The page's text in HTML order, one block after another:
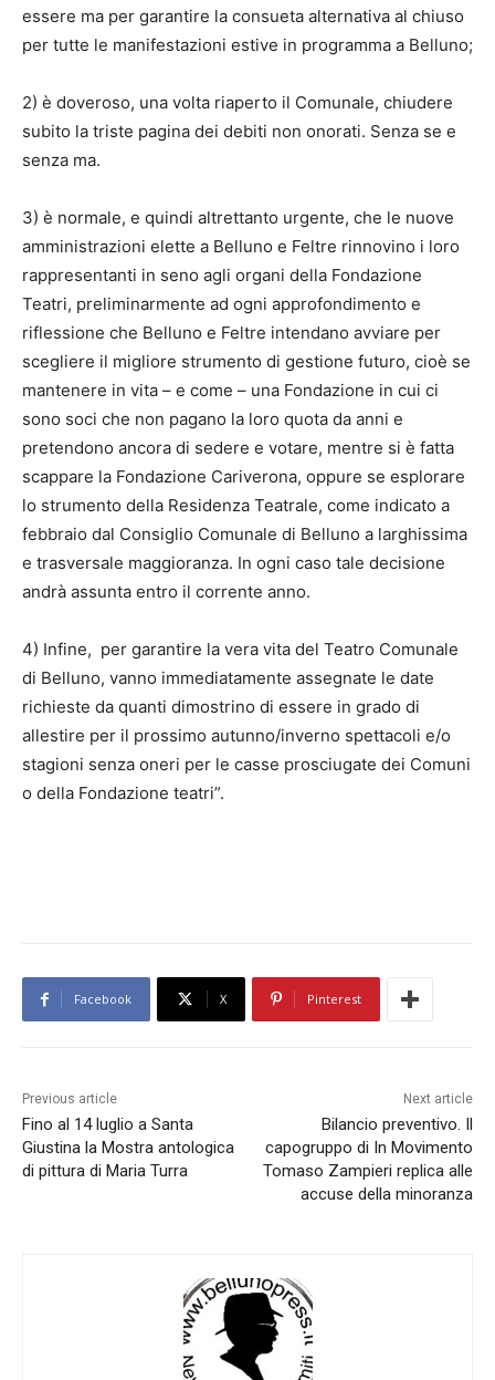
essere ma per garantire la consueta alternativa al chiuso
per tutte le manifestazioni estive in programma a Belluno;
2) è doveroso, una volta riaperto il Comunale, chiudere
subito la triste pagina dei debiti non onorati. Senza se e
senza ma.
3) è normale, e quindi altrettanto urgente, che le nuove
amministrazioni elette a Belluno e Feltre rinnovino i loro
rappresentanti in seno agli organi della Fondazione
Teatri, preliminarmente ad ogni approfondimento e
riflessione che Belluno e Feltre intendano avviare per
scegliere il migliore strumento di gestione futuro, cioè se
mantenere in vita – e come – una Fondazione in cui ci
sono soci che non pagano la loro quota da anni e
pretendono ancora di sedere e votare, mentre si è fatta
scappare la Fondazione Cariverona, oppure se esplorare
lo strumento della Residenza Teatrale, come indicato a
febbraio dal Consiglio Comunale di Belluno a larghissima
e trasversale maggioranza. In ogni caso tale decisione
andrà assunta entro il corrente anno.
4) Infine, per garantire la vera vita del Teatro Comunale
di Belluno, vanno immediatamente assegnate le date
richieste da quanti dimostrino di essere in grado di
allestire per il prossimo autunno/inverno spettacoli e/o
stagioni senza oneri per le casse prosciugate dei Comuni
o della Fondazione teatri”.
Facebook X Pinterest
Previous article
Fino al 14 luglio a Santa
Giustina la Mostra antologica
di pittura di Maria Turra
Next article
Bilancio preventivo. Il
capogruppo di In Movimento
Tomaso Zampieri replica alle
accuse della minoranza